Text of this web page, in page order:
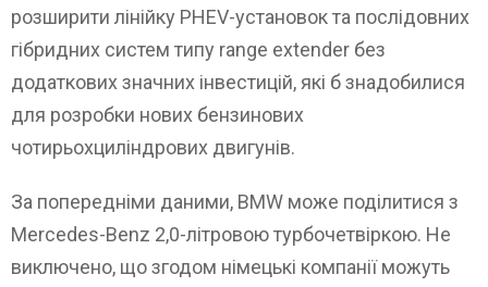
розширити лінійку PHEV-установок та послідовних
гібридних систем типу range extender без
додаткових значних інвестицій, які б знадобилися
для розробки нових бензинових
чотирьохциліндрових двигунів.
За попередніми даними, BMW може поділитися з
Mercedes-Benz 2,0-літровою турбочетвіркою. Не
виключено, що згодом німецькі компанії можуть